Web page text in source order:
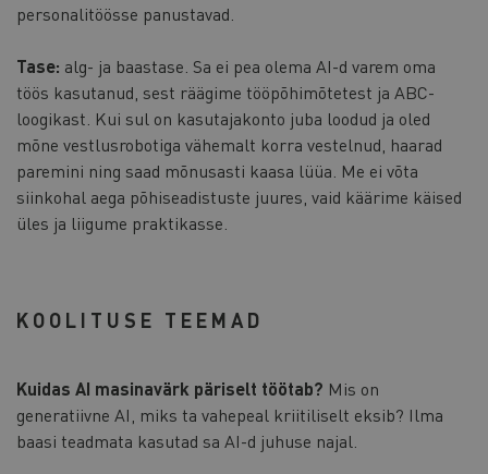
personalitöösse panustavad.
Tase: alg- ja baastase. Sa ei pea olema AI-d varem oma
töös kasutanud, sest räägime tööpõhimõtetest ja ABC-
loogikast. Kui sul on kasutajakonto juba loodud ja oled
mõne vestlusrobotiga vähemalt korra vestelnud, haarad
paremini ning saad mõnusasti kaasa lüüa. Me ei võta
siinkohal aega põhiseadistuste juures, vaid käärime käised
üles ja liigume praktikasse.
KOOLITUSE TEEMAD
Kuidas AI masinavärk päriselt töötab? Mis on
generatiivne AI, miks ta vahepeal kriitiliselt eksib? Ilma
baasi teadmata kasutad sa AI-d juhuse najal.